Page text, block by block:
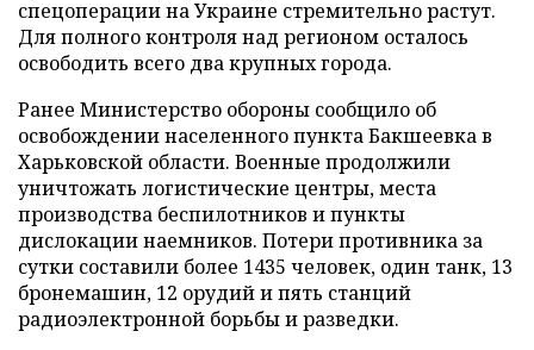
спецоперации на Украине стремительно растут.
Для полного контроля над регионом осталось
освободить всего два крупных города.
Ранее Министерство обороны сообщило об
освобождении населенного пункта Бакшеевка в
Харьковской области. Военные продолжили
уничтожать логистические центры, места
производства беспилотников и пункты
дислокации наемников. Потери противника за
сутки составили более 1435 человек, один танк, 13
бронемашин, 12 орудий и пять станций
радиоэлектронной борьбы и разведки.